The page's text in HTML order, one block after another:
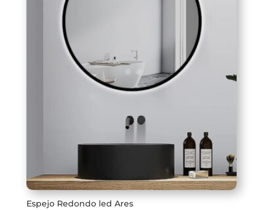
Espejo Redondo led Ares